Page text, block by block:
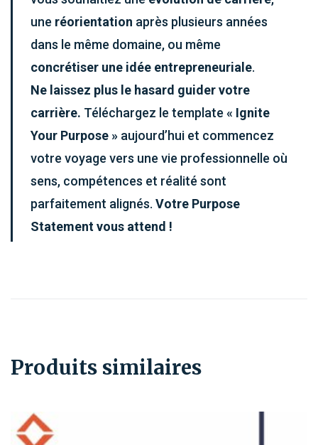
une réorientation après plusieurs années
dans le même domaine, ou même
concrétiser une idée entrepreneuriale.
Ne laissez plus le hasard guider votre
carrière. Téléchargez le template « Ignite
Your Purpose » aujourd’hui et commencez
votre voyage vers une vie professionnelle où
sens, compétences et réalité sont
parfaitement alignés. Votre Purpose
Statement vous attend !
Produits similaires